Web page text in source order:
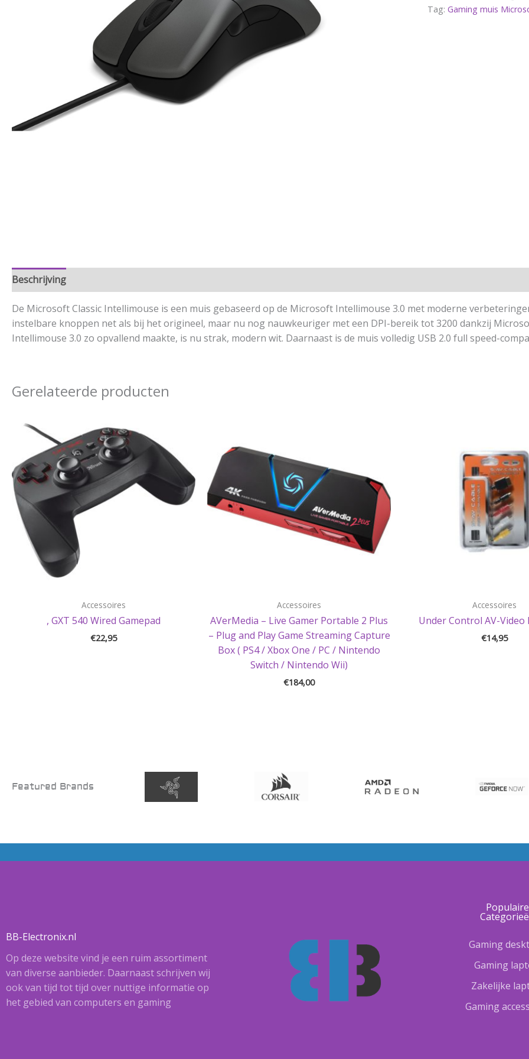
Tag:Gaming muis
Beschrijving
De Microsoft Classic Intellimouse is een muis gebaseerd op de Microsoft Intellimouse 3.0 met moderne
instelbare knoppen net als bij het origineel, maar nu nog nauwkeuriger met een DPI-bereik tot 3200 dankzij
Intellimouse 3.0 zo opvallend maakte, is nu strak, modern wit. Daarnaast is de muis volledig USB 2.0 full speed-
Gerelateerde producten
Accessoires
, GXT 540 Wired Gamepad
€22,95
Accessoires
AVerMedia – Live Gamer Portable 2 Plus
– Plug and Play Game Streaming Capture
Box ( PS4 / Xbox One / PC / Nintendo
Switch / Nintendo Wii)
€184,00
Accessoires
Under Control AV-Video
€14,95
Featured Brands
BB-Electronix.nl
Op deze website vind je een ruim assortiment
van diverse aanbieder. Daarnaast schrijven wij
ook van tijd tot tijd over nuttige informatie op
het gebied van computers en gaming
Populaire
Gaming
Gaming
Zakelijke
Gaming